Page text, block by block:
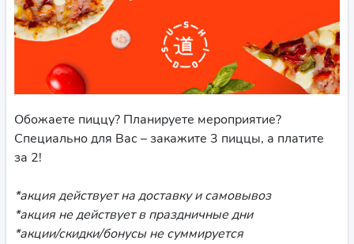
Обожаете пиццу? Планируете мероприятие?
Специально для Вас – закажите 3 пиццы, а платите
за 2!
*акция действует на доставку и самовывоз
*акция не действует в праздничные дни
*акции/скидки/бонусы не суммируется